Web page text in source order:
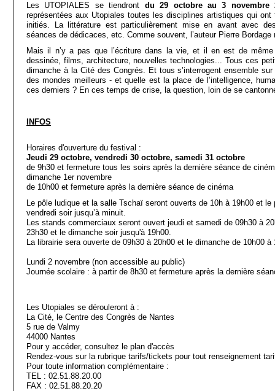
Les UTOPIALES se tiendront du 29 octobre au 3 novembre
représentées aux Utopiales toutes les disciplines artistiques qui
initiés. La littérature est particulièrement mise en avant avec
séances de dédicaces, etc. Comme souvent, l’auteur Pierre
Mais il n’y a pas que l’écriture dans la vie, et il en est de
dessinée, films, architecture, nouvelles technologies... Tous ces
dimanche à la Cité des Congrés. Et tous s’interrogent ensemble
des mondes meilleurs - et quelle est la place de l’intelligence,
ces derniers ? En ces temps de crise, la question, loin de se
INFOS
Horaires d'ouverture du festival :
Jeudi 29 octobre, vendredi 30 octobre, samedi 31 octobre
de 9h30 et fermeture tous les soirs après la dernière séance de
dimanche 1er novembre
de 10h00 et fermeture après la dernière séance de cinéma
Le pôle ludique et la salle Tschaï seront ouverts de 10h à 19h00 et
vendredi soir jusqu’à minuit.
Les stands commerciaux seront ouvert jeudi et samedi de 09h30 à
23h30 et le dimanche soir jusqu'à 19h00.
La librairie sera ouverte de 09h30 à 20h00 et le dimanche de 10h00 à
Lundi 2 novembre (non accessible au public)
Journée scolaire : à partir de 8h30 et fermeture après la dernière
Les Utopiales se dérouleront à :
La Cité, le Centre des Congrès de Nantes
5 rue de Valmy
44000 Nantes
Pour y accéder, consultez le plan d'accès
Rendez-vous sur la rubrique tarifs/tickets pour tout renseignement
Pour toute information complémentaire :
TEL : 02.51.88.20.00
FAX : 02.51.88.20.20